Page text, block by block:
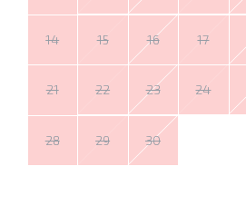
14 15 16 17
21 22 23 24
28 29 30